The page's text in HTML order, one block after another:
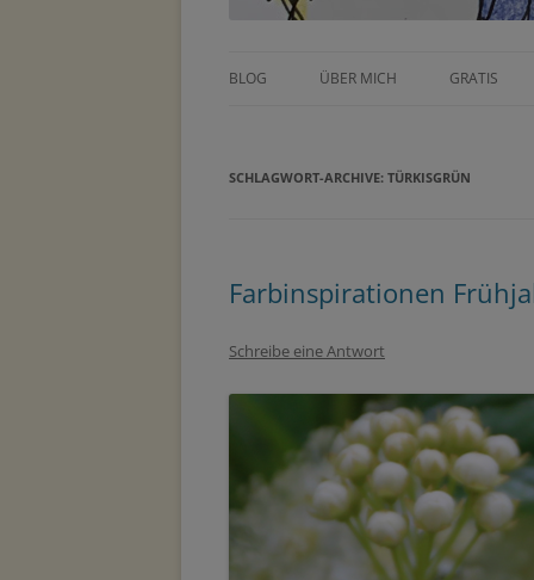
BLOG ÜBER MICH
PRESSE
GRATIS
SCHLAGWORT-ARCHIVE: TÜRKISGRÜN
Farbinspirationen
Schreibe eine Antwort